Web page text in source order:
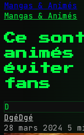
Mangas & Animés
Mangas & Animés
Ce
animés
éviter
fans
D
DgéDgé
28 mars 2024
5